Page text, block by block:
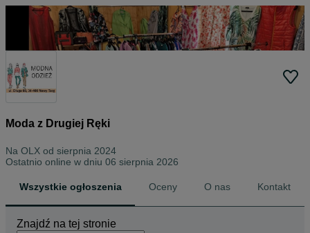
Moda z Drugiej Ręki
Na OLX od sierpnia 2024
Ostatnio online w dniu 06 sierpnia 2026
Wszystkie ogłoszenia Oceny O nas Kontakt
Znajdź na tej stronie